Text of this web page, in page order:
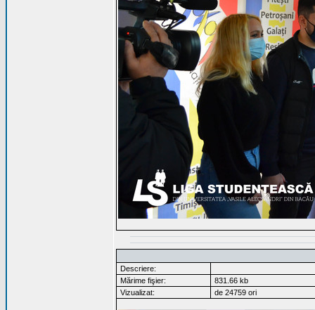
Descriere:
Mărime fişier:
831.66 kb
Vizualizat:
de 24759 ori